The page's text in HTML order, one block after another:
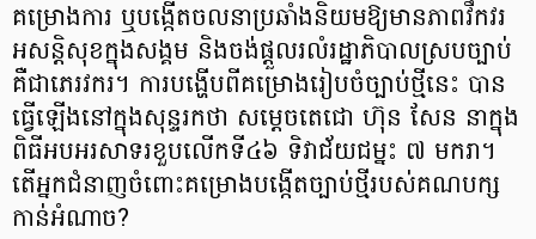
គម្រោងការ ឬបង្កើតចលនាប្រឆាំងនិយមឱ្យមានភាពវឹកវរ
អសន្តិសុខក្នុងសង្គម និងចង់ផ្តួលរលំរដ្ឋាភិបាលស្របច្បាប់
គឺជាភេរវករ។ ការបង្ហើបពីគម្រោងរៀបចំច្បាប់ថ្មីនេះ បាន
ធ្វើឡើងនៅក្នុងសុន្ទរកថា សម្ដេចតេជោ ហ៊ុន សែន នាក្នុង
ពិធីអបអរសាទរខួបលើកទី៤៦ ទិវាជ័យជម្នះ ៧ មករា។
តើអ្នកជំនាញចំពោះគម្រោងបង្កើតច្បាប់ថ្មីរបស់គណបក្ស
កាន់អំណាច?